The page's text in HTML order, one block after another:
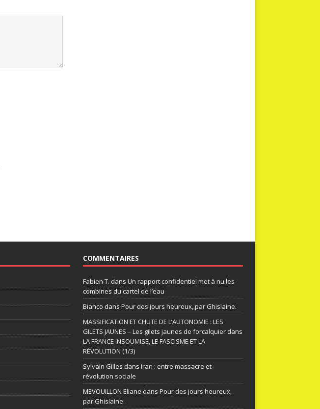
COMMENTAIRES
Fabien T. dans Un rapport confidentiel met à nu les
combines du cartel de l’eau
Bianco dans Pour des jours heureux, par Ghislaine.
MASSIFICATION ET CHUTE DE L’AUTONOMIE : LES
GILETS JAUNES – Les gilets jaunes de forcalquierdans
LA FRANCE INSOUMISE, LE FASCISME ET LA
RÉVOLUTION (1/3)
Sylvain Gilles dans Iran : entre massacre et
révolution sociale
MEVOUILLON Eliane dans Pour des jours heureux,
par Ghislaine.